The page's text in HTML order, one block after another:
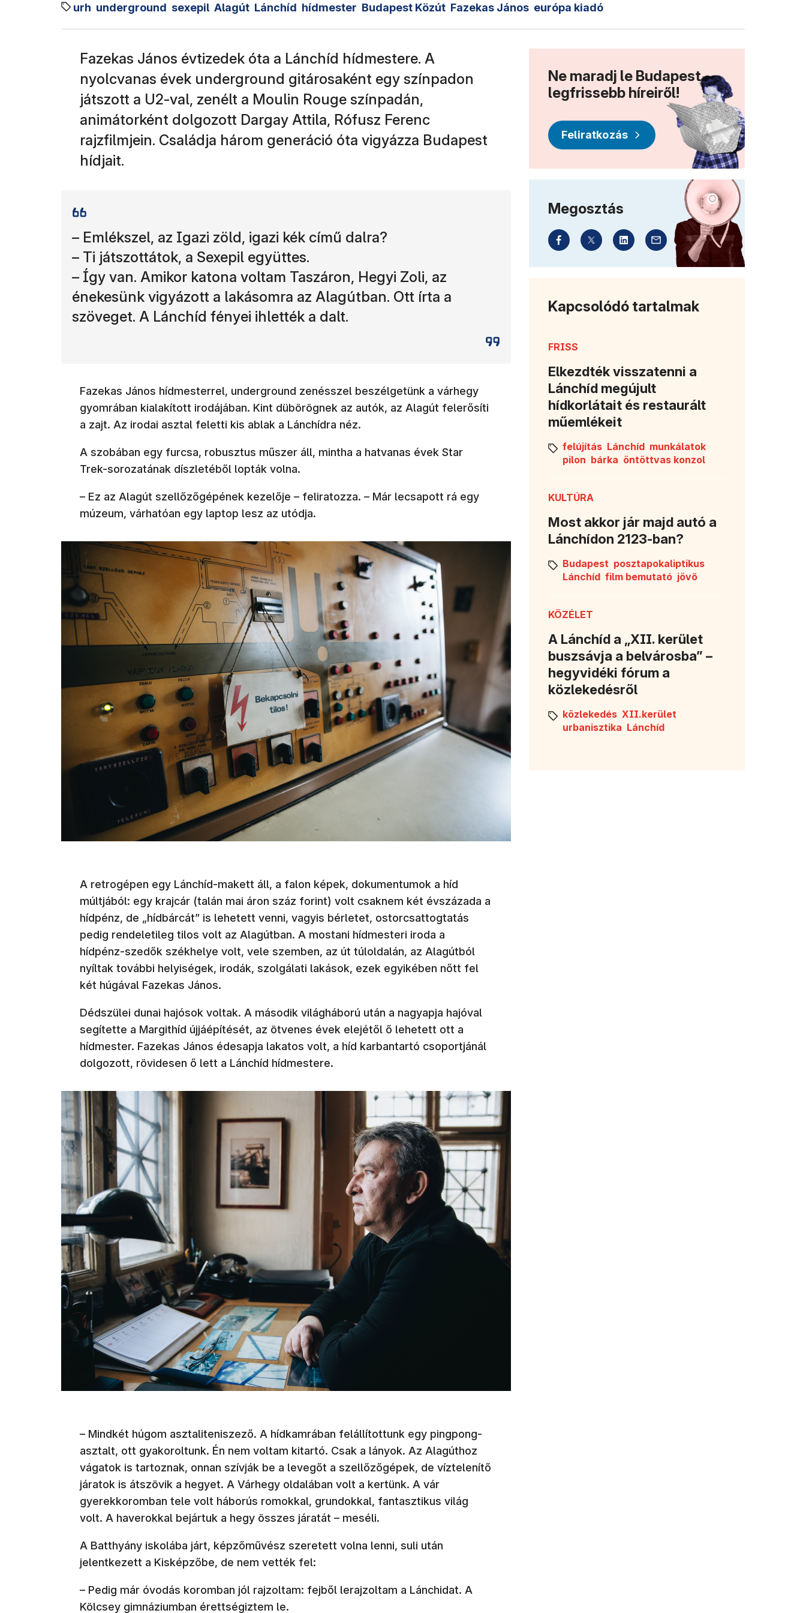
urh underground sexepil Alagút Lánchíd hídmester Budapest Közút Fazekas János európa kiadó
Fazekas János évtizedek óta a Lánchíd hídmestere. A
nyolcvanas évek underground gitárosaként egy színpadon
játszott a U2-val, zenélt a Moulin Rouge színpadán,
animátorként dolgozott Dargay Attila, Rófusz Ferenc
rajzfilmjein. Családja három generáció óta vigyázza Budapest
hídjait.
– Emlékszel, az Igazi zöld, igazi kék című dalra?
– Ti játszottátok, a Sexepil együttes.
– Így van. Amikor katona voltam Taszáron, Hegyi Zoli, az
énekesünk vigyázott a lakásomra az Alagútban. Ott írta a
szöveget. A Lánchíd fényei ihlették a dalt.
Fazekas János hídmesterrel, underground zenésszel beszélgetünk a várhegy
gyomrában kialakított irodájában. Kint dübörögnek az autók, az Alagút felerősíti
a zajt. Az irodai asztal feletti kis ablak a Lánchídra néz.
A szobában egy furcsa, robusztus műszer áll, mintha a hatvanas évek Star
Trek-sorozatának díszletéből lopták volna.
– Ez az Alagút szellőzőgépének kezelője – feliratozza. – Már lecsapott rá egy
múzeum, várhatóan egy laptop lesz az utódja.
A retrogépen egy Lánchíd-makett áll, a falon képek, dokumentumok a híd
múltjából: egy krajcár (talán mai áron száz forint) volt csaknem két évszázada a
hídpénz, de „hídbárcát” is lehetett venni, vagyis bérletet, ostorcsattogtatás
pedig rendeletileg tilos volt az Alagútban. A mostani hídmesteri iroda a
hídpénz-szedők székhelye volt, vele szemben, az út túloldalán, az Alagútból
nyíltak további helyiségek, irodák, szolgálati lakások, ezek egyikében nőtt fel
két húgával Fazekas János.
Dédszülei dunai hajósok voltak. A második világháború után a nagyapja hajóval
segítette a Margithíd újjáépítését, az ötvenes évek elejétől ő lehetett ott a
hídmester. Fazekas János édesapja lakatos volt, a híd karbantartó csoportjánál
dolgozott, rövidesen ő lett a Lánchíd hídmestere.
– Mindkét húgom asztaliteniszező. A hídkamrában felállítottunk egy pingpong-
asztalt, ott gyakoroltunk. Én nem voltam kitartó. Csak a lányok. Az Alagúthoz
vágatok is tartoznak, onnan szívják be a levegőt a szellőzőgépek, de víztelenítő
járatok is átszövik a hegyet. A Várhegy oldalában volt a kertünk. A vár
gyerekkoromban tele volt háborús romokkal, grundokkal, fantasztikus világ
volt. A haverokkal bejártuk a hegy összes járatát – meséli.
A Batthyány iskolába járt, képzőművész szeretett volna lenni, suli után
jelentkezett a Kisképzőbe, de nem vették fel:
– Pedig már óvodás koromban jól rajzoltam: fejből lerajzoltam a Lánchidat. A
Kölcsey gimnáziumban érettségiztem le.
Ne maradj le Budapest
legfrissebb híreiről!
Feliratkozás
Megosztás
Kapcsolódó tartalmak
FRISS
Elkezdték visszatenni a
Lánchíd megújult
hídkorlátait és restaurált
műemlékeit
felújítás Lánchíd munkálatok
pilon bárka öntöttvas konzol
KULTÚRA
Most akkor jár majd autó a
Lánchídon 2123-ban?
Budapest posztapokaliptikus
Lánchíd film bemutató jövő
KÖZÉLET
A Lánchíd a „XII. kerület
buszsávja a belvárosba” –
hegyvidéki fórum a
közlekedésről
közlekedés XII.kerület
urbanisztika Lánchíd